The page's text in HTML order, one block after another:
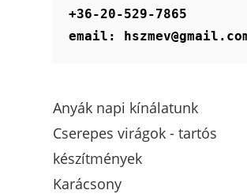
+36-20-529-7865
email:
Anyák napi kínálatunk
Cserepes virágok - tartós
készítmények
Karácsony